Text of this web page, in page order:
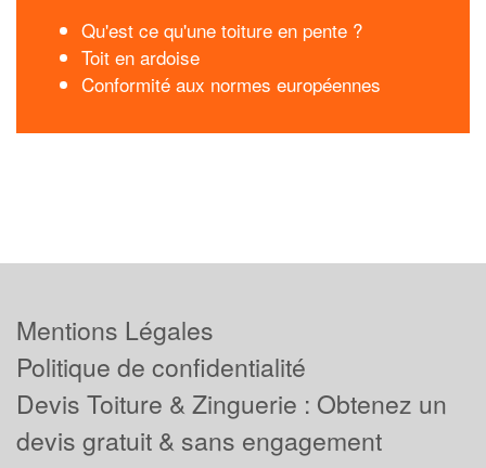
Qu'est ce qu'une toiture en pente ?
Toit en ardoise
Conformité aux normes européennes
Mentions Légales
Politique de confidentialité
Devis Toiture & Zinguerie : Obtenez un
devis gratuit & sans engagement